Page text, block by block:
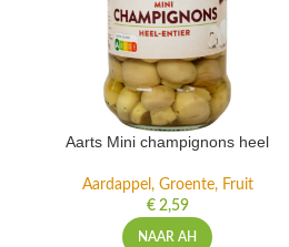
Aarts Mini champignons heel
Aardappel, Groente, Fruit
€2,59
NAAR AH